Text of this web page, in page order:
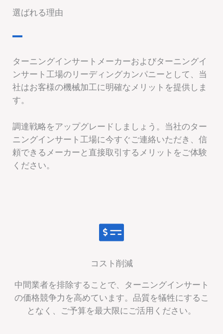
選ばれる理由
ターニングインサートメーカーおよびターニングイ
ンサート工場のリーディングカンパニーとして、当
社はお客様の機械加工に明確なメリットを提供しま
す。
調達戦略をアップグレードしましょう。当社のター
ニングインサート工場に今すぐご連絡いただき、信
頼できるメーカーと直接取引するメリットをご体験
ください。
コスト削減
中間業者を排除することで、ターニングインサート
の価格競争力を高めています。品質を犠牲にするこ
となく、ご予算を最大限にご活用ください。